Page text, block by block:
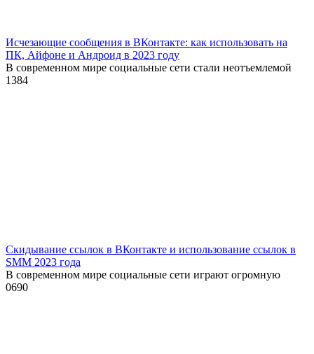
Исчезающие сообщения в ВКонтакте: как использовать на
ПК, Айфоне и Андроид в 2023 году
В современном мире социальные сети стали неотъемлемой
1384
Скидывание ссылок в ВКонтакте и использование ссылок в
SMM 2023 года
В современном мире социальные сети играют огромную
0690